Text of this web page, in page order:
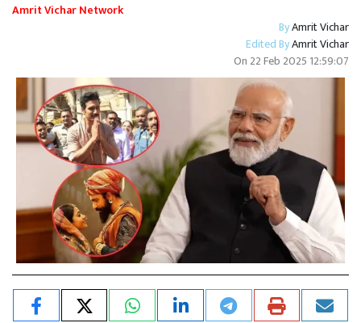
Amrit Vichar Network
ByAmrit Vichar
Edited ByAmrit Vichar
On 22 Feb 2025 12:59:07